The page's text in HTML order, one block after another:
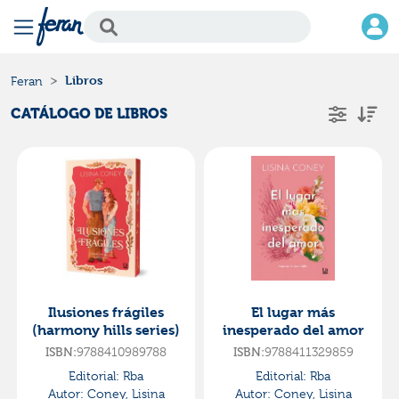
Feran Libros
CATÁLOGO DE LIBROS
Ilusiones frágiles
(harmony hills series)
ISBN:9788410989788
Editorial: Rba
Autor: Coney, Lisina
El lugar más
inesperado del amor
ISBN:9788411329859
Editorial: Rba
Autor: Coney, Lisina